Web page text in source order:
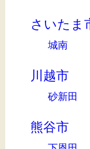
さいたま
城南
川越市
砂新田
熊谷市